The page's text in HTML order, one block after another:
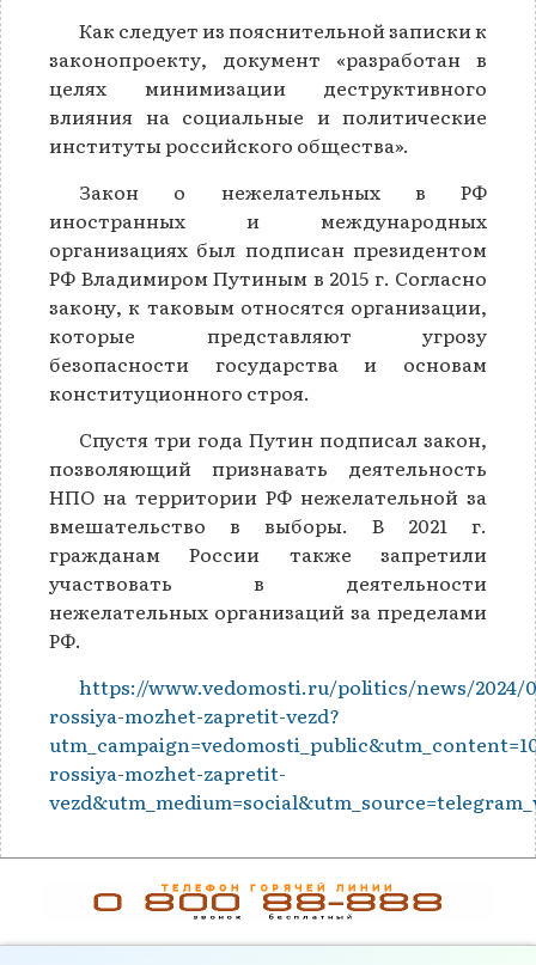
Как следует из пояснительной записки к
законопроекту, документ «разработан в
целях минимизации деструктивного
влияния на социальные и политические
институты российского общества».
Закон о нежелательных в РФ
иностранных и международных
организациях был подписан президентом
РФ Владимиром Путиным в 2015 г. Согласно
закону, к таковым относятся организации,
которые представляют угрозу
безопасности государства и основам
конституционного строя.
Спустя три года Путин подписал закон,
позволяющий признавать деятельность
НПО на территории РФ нежелательной за
вмешательство в выборы. В 2021 г.
гражданам России также запретили
участвовать в деятельности
нежелательных организаций за пределами
РФ.
https://www.vedomosti.ru/politics/news/2024/
rossiya-mozhet-zapretit-vezd?
rossiya-mozhet-zapretit-